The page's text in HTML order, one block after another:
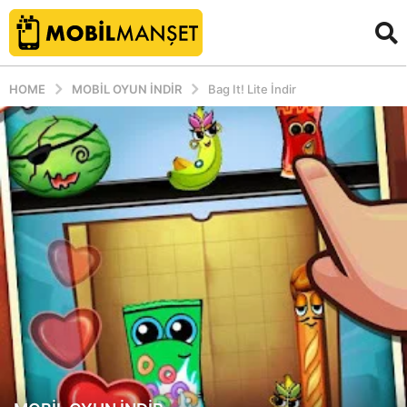
HOME MOBIL OYUN INDIR Bag It! Lite İndir